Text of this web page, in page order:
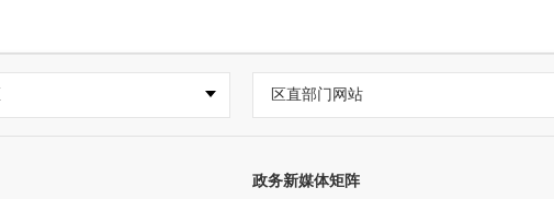
区直部门网站
政务新媒体矩阵